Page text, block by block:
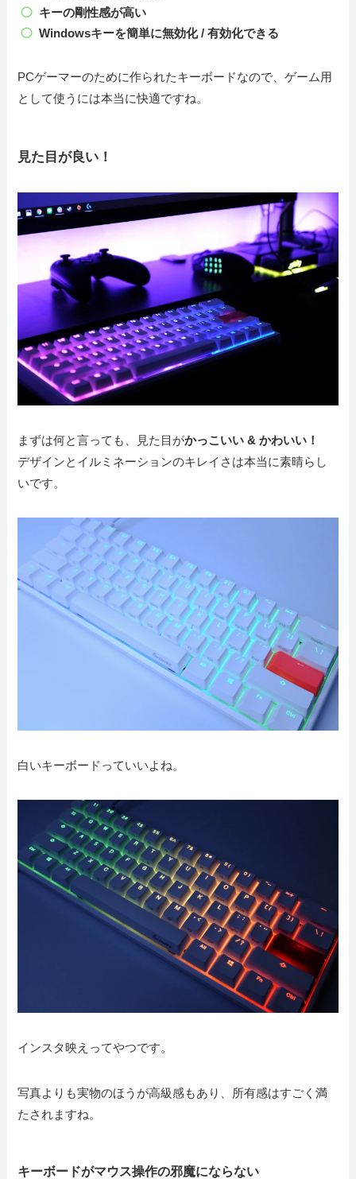
キーの剛性感が高い
Windowsキーを簡単に無効化 / 有効化できる
PCゲーマーのために作られたキーボードなので、ゲーム用
として使うには本当に快適ですね。
見た目が良い！
まずは何と言っても、見た目がかっこいい & かわいい！
デザインとイルミネーションのキレイさは本当に素晴らし
いです。
白いキーボードっていいよね。
インスタ映えってやつです。
写真よりも実物のほうが高級感もあり、所有感はすごく満
たされますね。
キーボードがマウス操作の邪魔にならない